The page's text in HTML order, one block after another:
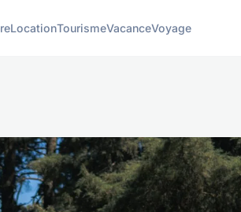
LocationTourismeVacanceVoyage